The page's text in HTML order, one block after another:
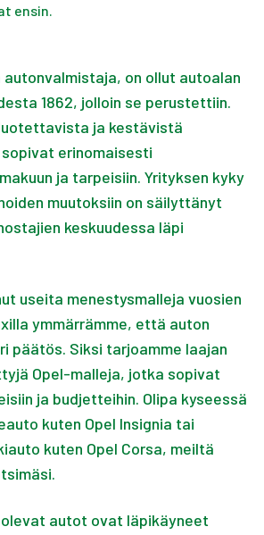
ensin.
autonvalmistaja, on ollut autoalan
1862, jolloin se perustettiin.
ja kestävistä
erinomaisesti
ja tarpeisiin. Yrityksen kyky
muutoksiin on säilyttänyt
keskuudessa läpi
useita menestysmalleja vuosien
ymmärrämme, että auton
päätös. Siksi tarjoamme laajan
Opel-malleja, jotka sopivat
ja budjetteihin. Olipa kyseessä
kuten Opel Insignia tai
kuten Opel Corsa, meiltä
autot ovat läpikäyneet